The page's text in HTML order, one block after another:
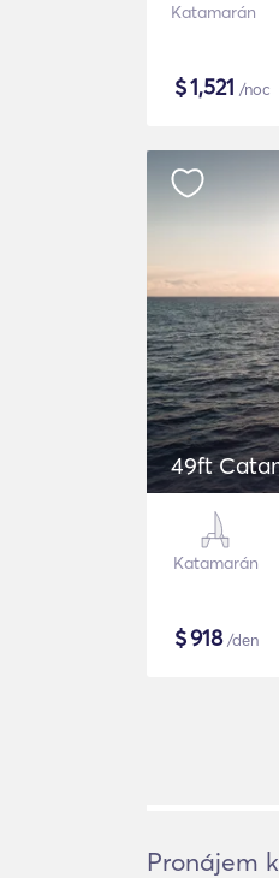
Katamarán
$1,521 /noc
49ft
Katamarán
$918/den
Pronájem